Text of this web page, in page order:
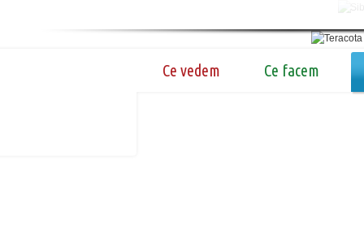
Ce vedem Ce facem